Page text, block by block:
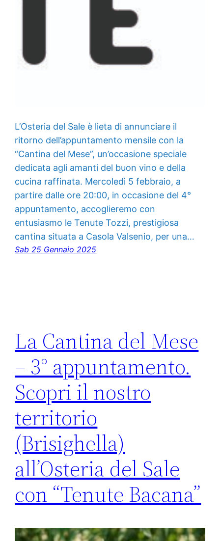
L’Osteria del Sale è lieta di annunciare il
ritorno dell’appuntamento mensile con la
“Cantina del Mese”, un’occasione speciale
dedicata agli amanti del buon vino e della
cucina raffinata. Mercoledì 5 febbraio, a
partire dalle ore 20:00, in occasione del 4°
appuntamento, accoglieremo con
entusiasmo le Tenute Tozzi, prestigiosa
cantina situata a Casola Valsenio, per una…
Sab 25 Gennaio 2025
La Cantina del Mese
– 3° appuntamento.
Scopri il nostro
territorio
(Brisighella)
all’Osteria del Sale
con “Tenute Bacana”